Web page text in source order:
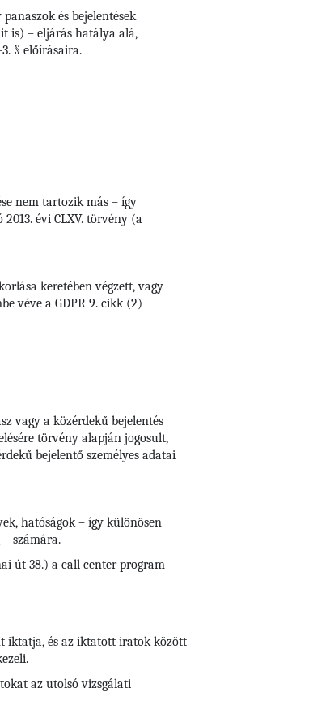
és bejelentések
is) – eljárás hatálya alá,
§ előírásaira.
nem tartozik más – így
évi CLXV. törvény (a
keretében végzett, vagy
véve a GDPR 9. cikk (2)
vagy a közérdekű bejelentés
törvény alapján jogosult,
bejelentő személyes adatai
hatóságok – így különösen
számára.
út 38.) a call center program
iktatja, és az iktatott iratok között
az utolsó vizsgálati